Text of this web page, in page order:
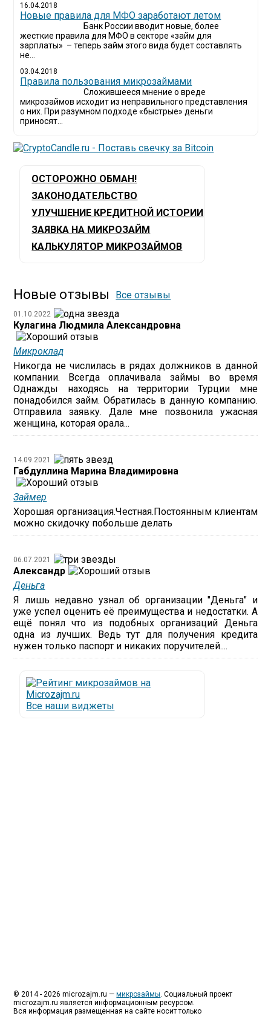
16.04.2018
Новые правила для МФО заработают летом
Банк России вводит новые, более
жесткие правила для МФО в секторе «займ для
зарплаты» – теперь займ этого вида будет составлять
не...
03.04.2018
​Правила пользования микрозаймами
Сложившееся мнение о вреде
микрозаймов исходит из неправильного представления
о них. При разумном подходе «быстрые» деньги
приносят...
ОСТОРОЖНО ОБМАН!
ЗАКОНОДАТЕЛЬСТВО
УЛУЧШЕНИЕ КРЕДИТНОЙ ИСТОРИИ
ЗАЯВКА НА МИКРОЗАЙМ
КАЛЬКУЛЯТОР МИКРОЗАЙМОВ
Новые отзывы Все отзывы
01.10.2022
Кулагина Людмила Александровна
Микроклад
Никогда не числилась в рядах должников в данной
компании. Всегда оплачивала займы во время
Однажды находясь на территории Турции мне
понадобился займ. Обратилась в данную компанию.
Отправила заявку. Дале мне позвонила ужасная
женщина, которая орала...
14.09.2021
Габдуллина Марина Владимировна
Займер
Хорошая организация.Честная.Постоянным клиентам
можно скидочку побольше делать
06.07.2021
Александр
Деньга
Я лишь недавно узнал об организации "Деньга" и
уже успел оценить её преимущества и недостатки. А
ещё понял что из подобных организаций Деньга
одна из лучших. Ведь тут для получения кредита
нужен только паспорт и никаких поручителей....
Все наши виджеты
© 2014 - 2026 microzajm.ru —микрозаймы. Социальный проект
microzajm.ru является информационным ресурсом.
Вся информация размещенная на сайте носит только